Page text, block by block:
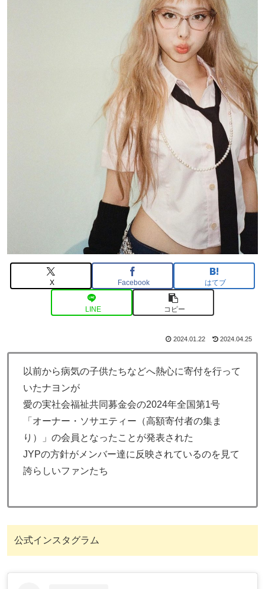
X Facebook はてブ
LINE コピー
2024.01.22 2024.04.25
以前から病気の子供たちなどへ熱心に寄付を行って
いたナヨンが
愛の実社会福祉共同募金会の2024年全国第1号
「オーナー・ソサエティー（高額寄付者の集ま
り）」の会員となったことが発表された
JYPの方針がメンバー達に反映されているのを見て
誇らしいファンたち
公式インスタグラム